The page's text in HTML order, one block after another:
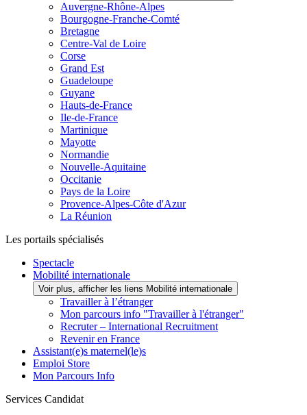
Auvergne-Rhône-Alpes
Bourgogne-Franche-Comté
Bretagne
Centre-Val de Loire
Corse
Grand Est
Guadeloupe
Guyane
Hauts-de-France
Ile-de-France
Martinique
Mayotte
Normandie
Nouvelle-Aquitaine
Occitanie
Pays de la Loire
Provence-Alpes-Côte d'Azur
La Réunion
Les portails spécialisés
Spectacle
Mobilité internationale
Voir plus, afficher les liens Mobilité internationale
Travailler à l’étranger
Mon parcours info "Travailler à l'étranger"
Recruter – International Recruitment
Revenir en France
Assistant(e)s maternel(le)s
Emploi Store
Mon Parcours Info
Services Candidat